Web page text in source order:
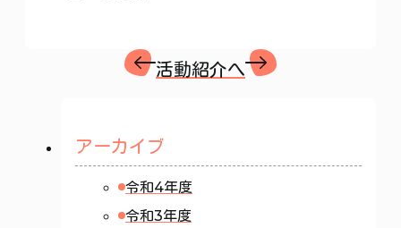
アーカイブ
令和4年度
令和3年度
活動紹介へ